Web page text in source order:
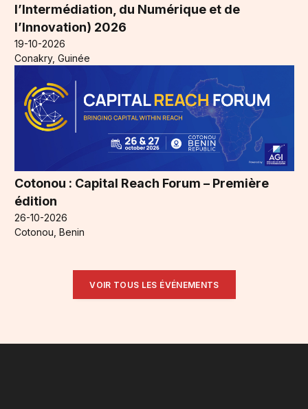
l’Intermédiation, du Numérique et de
l’Innovation) 2026
19-10-2026
Conakry, Guinée
Cotonou : Capital Reach Forum – Première
édition
26-10-2026
Cotonou, Benin
VOIR TOUS LES ÉVÉNEMENTS